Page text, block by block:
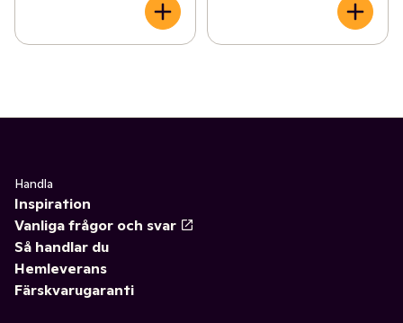
Handla
Inspiration
Vanliga frågor och svar
Så handlar du
Hemleverans
Färskvarugaranti